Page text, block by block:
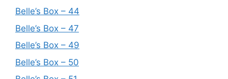
Belle’s Box – 44
Belle’s Box – 47
Belle’s Box – 49
Belle’s Box – 50